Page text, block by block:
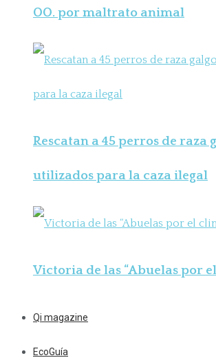
OO. por maltrato animal
Rescatan a 45 perros de raza
utilizados para la caza ilegal
Victoria de las “Abuelas por
Qi magazine
EcoGuía